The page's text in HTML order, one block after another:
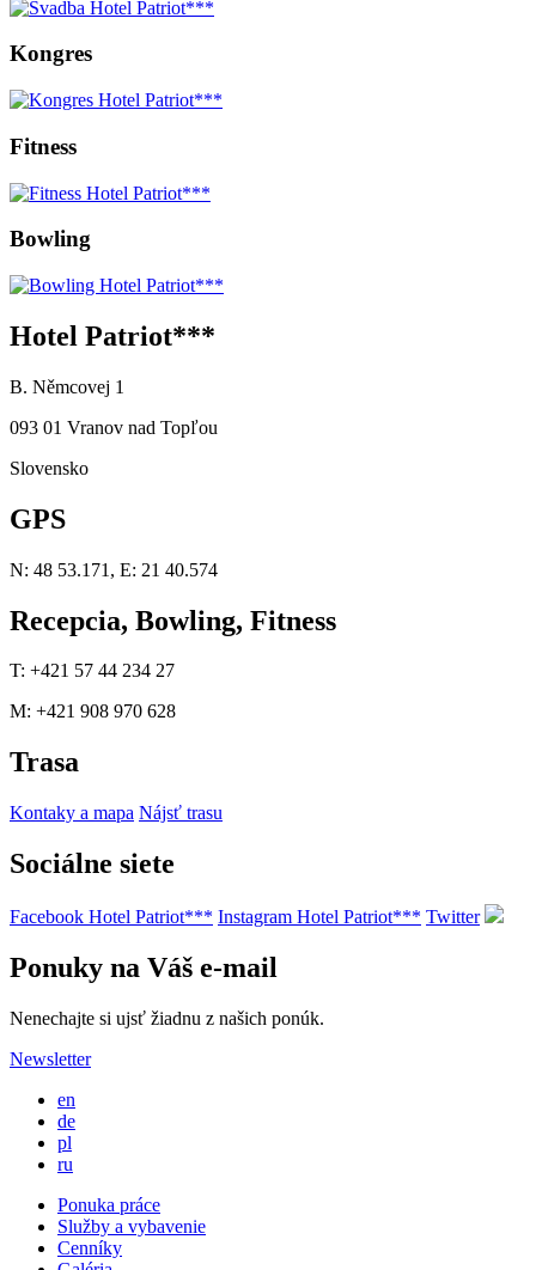
Kongres
Fitness
Bowling
Hotel Patriot***
B. Němcovej 1
093 01 Vranov nad Topľou
Slovensko
GPS
N: 48 53.171, E: 21 40.574
Recepcia, Bowling, Fitness
T: +421 57 44 234 27
M: +421 908 970 628
Trasa
Kontaky a mapa Nájsť trasu
Sociálne siete
Facebook Hotel Patriot*** Instagram Hotel Patriot*** Twitter
Ponuky na Váš e-mail
Nenechajte si ujsť žiadnu z našich ponúk.
Newsletter
en
de
pl
ru
Ponuka práce
Služby a vybavenie
Cenníky